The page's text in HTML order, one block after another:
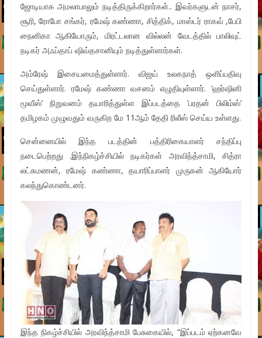
ஜோடியாக அமலாபாலும் நடித்திருக்கிறார்கள்.. இவர்களுடன் நாசர்,
சூரி, ரோபோ சங்கர், ரமேஷ் கண்ணா, சித்திக், மாஸ்டர் ராகவ் ,பேபி
நைனிகா ஆகியோரும், மிரட்டலான வில்லன் வேடத்தில் பாலிவுட்
நடிகர் அஃப்தாப் ஷிவ்தசானியும் நடித்துள்ளார்கள்.
அம்ரேஷ் இசையமைத்துள்ளார். விஜய் உலகநாத் ஒளிப்பதிவு
செய்துள்ளார். ரமேஷ் கண்ணா வசனம் எழுதியுள்ளார். ‘ஹர்ஷினி
மூவீஸ்’ நிறுவனம் தயாரித்துள்ள இப்படத்தை ‘பரதன் பிலிம்ஸ்’
தமிழகம் முழுவதும் வருகிற மே 11ஆம் தேதி ரிலீஸ் செய்ய உள்ளது.
சென்னையில் இந்த படத்தின் பத்திரிகையாளர் சந்திப்பு
நடைபெற்றது .இந்நிகழ்ச்சியில் நடிகர்கள் அரவிந்த்சாமி, சித்ரா
லட்சுமணன், ரமேஷ் கண்ணா, தயாரிப்பாளர் முருகன் ஆகியோர்
கலந்துகொண்டனர்.
இந்த நிகழ்ச்சியில் அரவிந்த்சாமி பேசுகையில், “இப்படம் ஏற்கனவே